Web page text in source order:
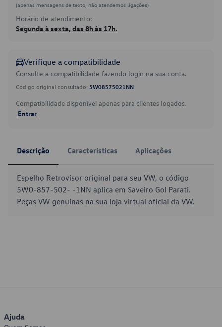
(apenas mensagens de texto, não atendemos ligações)
Horário de atendimento:
Segunda à sexta, das 8h às 17h.
Verifique a compatibilidade
Consulte a compatibilidade fazendo login na sua conta.
Código original consultado: 5W08575021NN
Compatibilidade disponível apenas para clientes logados.
Entrar
Descrição Características Aplicações
Espelho Retrovisor original para seu VW, o código
5W0-857-502- -1NN aplica em Saveiro Gol Parati.
Peças VW genuínas na sua loja virtual oficial da VW.
Ajuda